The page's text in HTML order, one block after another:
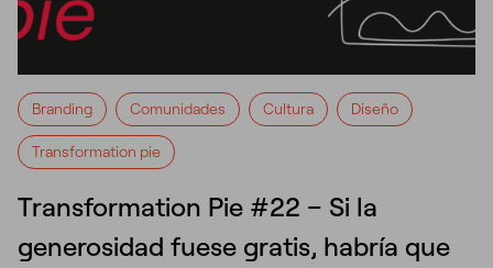
Branding Comunidades Cultura Diseño
Transformation pie
Transformation Pie #22 – Si la
generosidad fuese gratis, habría que